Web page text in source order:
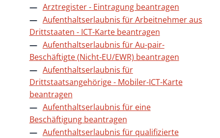
Arztregister - Eintragung beantragen
Aufenthaltserlaubnis für Arbeitnehmer aus
Drittstaaten - ICT-Karte beantragen
Aufenthaltserlaubnis für Au-pair-
Beschäftigte (Nicht-EU/EWR) beantragen
Aufenthaltserlaubnis für
Drittstaatsangehörige - Mobiler-ICT-Karte
beantragen
Aufenthaltserlaubnis für eine
Beschäftigung beantragen
Aufenthaltserlaubnis für qualifizierte